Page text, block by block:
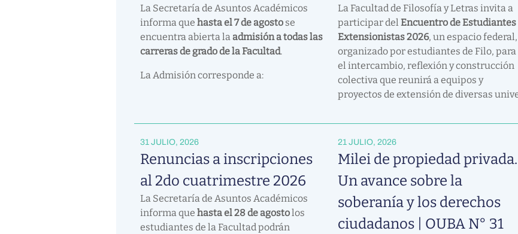
La Secretaría de Asuntos Académicos
informa que hasta el 7 de agosto se
encuentra abierta la admisión a todas las
carreras de grado de la Facultad.
La Admisión corresponde a:
La Facultad de Filosofía y Letras invita a
participar delEncuentro de Estudiantes
Extensionistas 2026, un espacio federal,
organizado por estudiantes de Filo, para
el intercambio, reflexión y construcción
colectiva que reunirá a equipos y
proyectos de extensión de diversas
31 JULIO, 2026
Renuncias a inscripciones
al 2do cuatrimestre 2026
La Secretaría de Asuntos Académicos
informa que hasta el 28 de agostolos
estudiantes de la Facultad podrán
21 JULIO, 2026
Milei de propiedad privada.
Un avance sobre la
soberanía y los derechos
ciudadanos | OUBA N° 31